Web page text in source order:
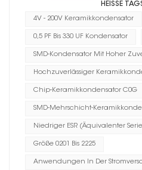
HEISSE
4V - 200V Keramikkondensator
0,5 PF Bis 330 UF Kondensator
SMD-Kondensator Mit Hoher
Hochzuverlässiger
Chip-Keramikkondensator C0G
SMD-Mehrschicht-
Niedriger ESR (Äquivalenter
Größe 0201 Bis 2225
Anwendungen In Der